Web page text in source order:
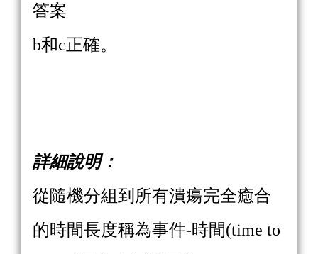
答案
b和c正確。
詳細說明：
從隨機分組到所有潰瘍完全癒合
的時間長度稱為事件-時間(time to